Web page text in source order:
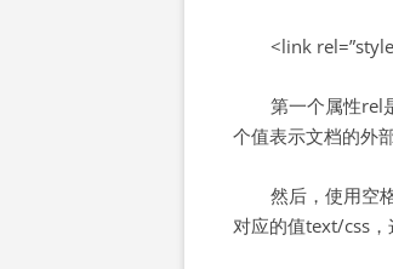
<link
第一个属性rel
个值表示文档的外
然后，使用空
对应的值text/css，